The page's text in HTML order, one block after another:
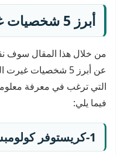
أبرز 5 شخصيات غيرت العالم
من خلال هذا المقال سوف
عن أبرز 5 شخصيات
التي ترغب في معرفة
فيما يلي:
1-كريستوفر كولومبس